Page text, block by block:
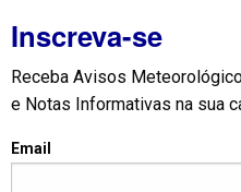
Inscreva-se
Receba Avisos
e Notas Informativas na sua
Email